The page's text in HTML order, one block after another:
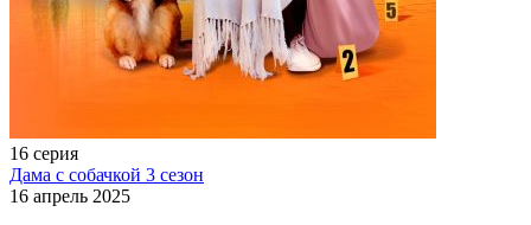
16 серия
Дама с собачкой 3 сезон
16 апрель 2025